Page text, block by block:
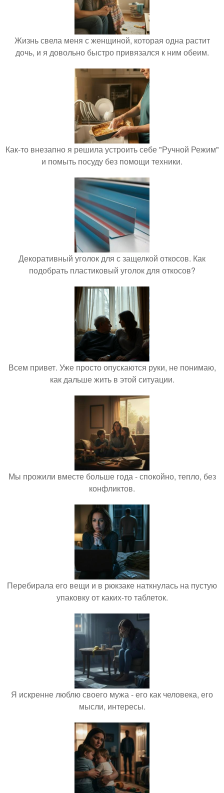
Жизнь свела меня с женщиной, которая одна растит
дочь, и я довольно быстро привязался к ним обеим.
Как-то внезапно я решила устроить себе "Ручной Режим"
и помыть посуду без помощи техники.
Декоративный уголок для с защелкой откосов. Как
подобрать пластиковый уголок для откосов?
Всем привет. Уже просто опускаются руки, не понимаю,
как дальше жить в этой ситуации.
Мы прожили вместе больше года - спокойно, тепло, без
конфликтов.
Перебирала его вещи и в рюкзаке наткнулась на пустую
упаковку от каких-то таблеток.
Я искренне люблю своего мужа - его как человека, его
мысли, интересы.